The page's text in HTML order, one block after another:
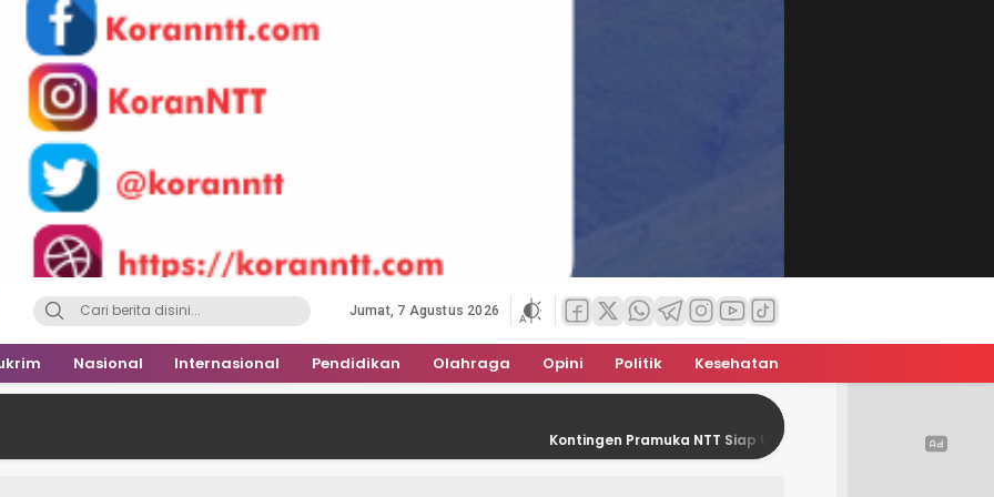
Jumat, 7 Agustus 2026
Nasional Internasional Pendidikan Olahraga Opini Politik Kesehatan
Kontingen Pramuka NTT Siap Unjuk Gigi Di Jamnas XII